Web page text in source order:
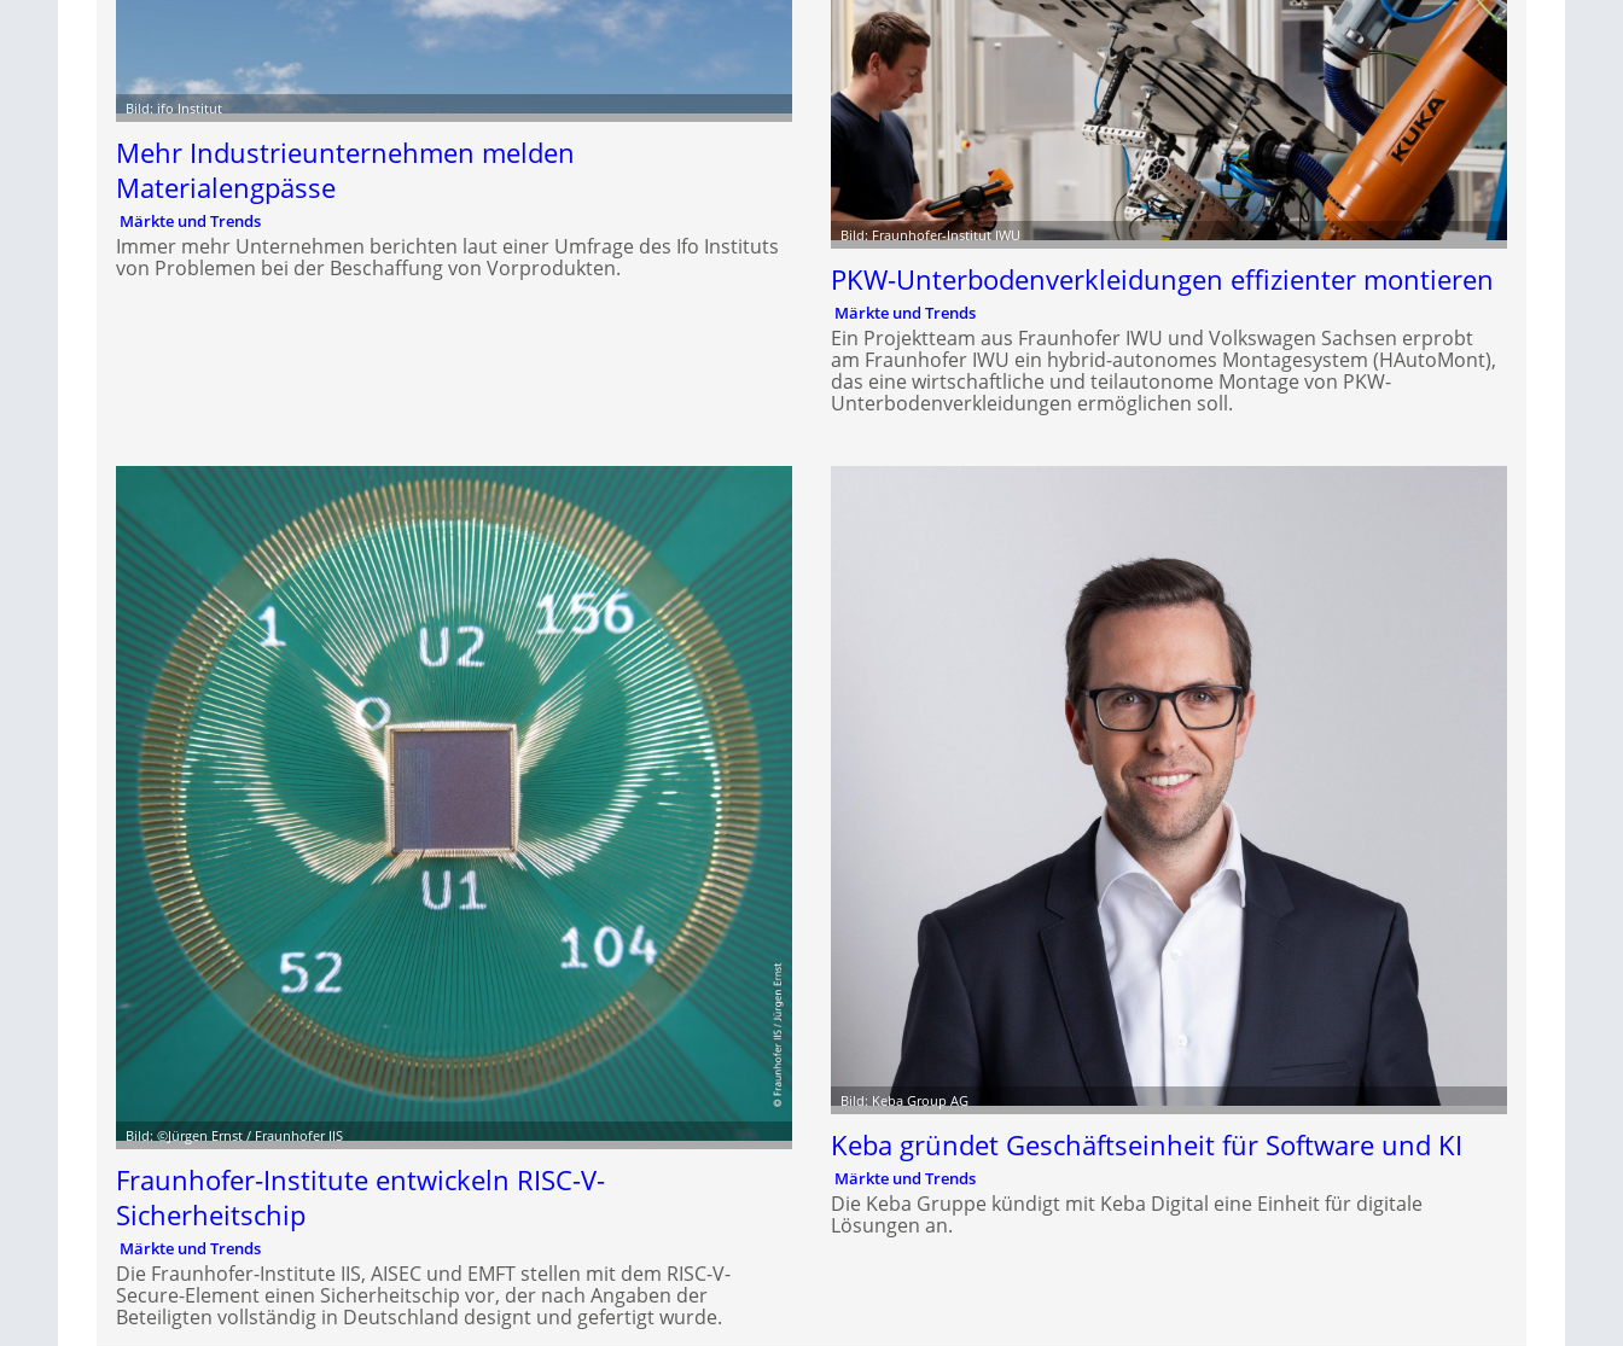
Bild: ifo Institut
Mehr Industrieunternehmen melden
Materialengpässe
Märkte und Trends
Immer mehr Unternehmen berichten laut einer Umfrage des Ifo Instituts
von Problemen bei der Beschaffung von Vorprodukten.
Bild: Fraunhofer-Institut IWU
PKW-Unterbodenverkleidungen effizienter montieren
Märkte und Trends
Ein Projektteam aus Fraunhofer IWU und Volkswagen Sachsen erprobt
am Fraunhofer IWU ein hybrid-autonomes Montagesystem (HAutoMont),
das eine wirtschaftliche und teilautonome Montage von PKW-
Unterbodenverkleidungen ermöglichen soll.
Bild: ©Jürgen Ernst / Fraunhofer IIS
Fraunhofer-Institute entwickeln RISC-V-
Sicherheitschip
Märkte und Trends
Die Fraunhofer-Institute IIS, AISEC und EMFT stellen mit dem RISC-V-
Secure-Element einen Sicherheitschip vor, der nach Angaben der
Beteiligten vollständig in Deutschland designt und gefertigt wurde.
Bild: Keba Group AG
Keba gründet Geschäftseinheit für Software und KI
Märkte und Trends
Die Keba Gruppe kündigt mit Keba Digital eine Einheit für digitale
Lösungen an.